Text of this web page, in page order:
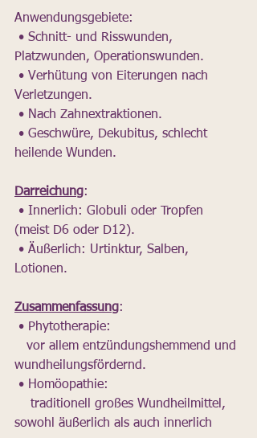
Anwendungsgebiete:
Platzwunden, Operationswunden.
Verletzungen.
• Nach Zahnextraktionen.
heilende Wunden.
Darreichung:
(meist D6 oder D12).
Lotionen.
Zusammenfassung:
• Phytotherapie:
wundheilungsfördernd.
• Homöopathie:
sowohl äußerlich als auch innerlich